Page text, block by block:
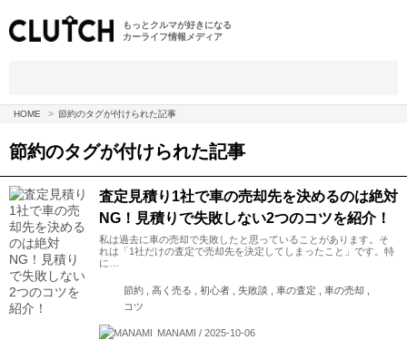
もっとクルマが好きになる
カーライフ情報メディア
HOME 節約のタグが付けられた記事
節約のタグが付けられた記事
査定見積り1社で車の売却先を決めるのは絶対
NG！見積りで失敗しない2つのコツを紹介！
私は過去に車の売却で失敗したと思っていることがあります。そ
れは「1社だけの査定で売却先を決定してしまったこと」です。特
に…
節約 , 高く売る , 初心者 , 失敗談 , 車の査定 , 車の売却 ,
コツ
MANAMI / 2025-10-06